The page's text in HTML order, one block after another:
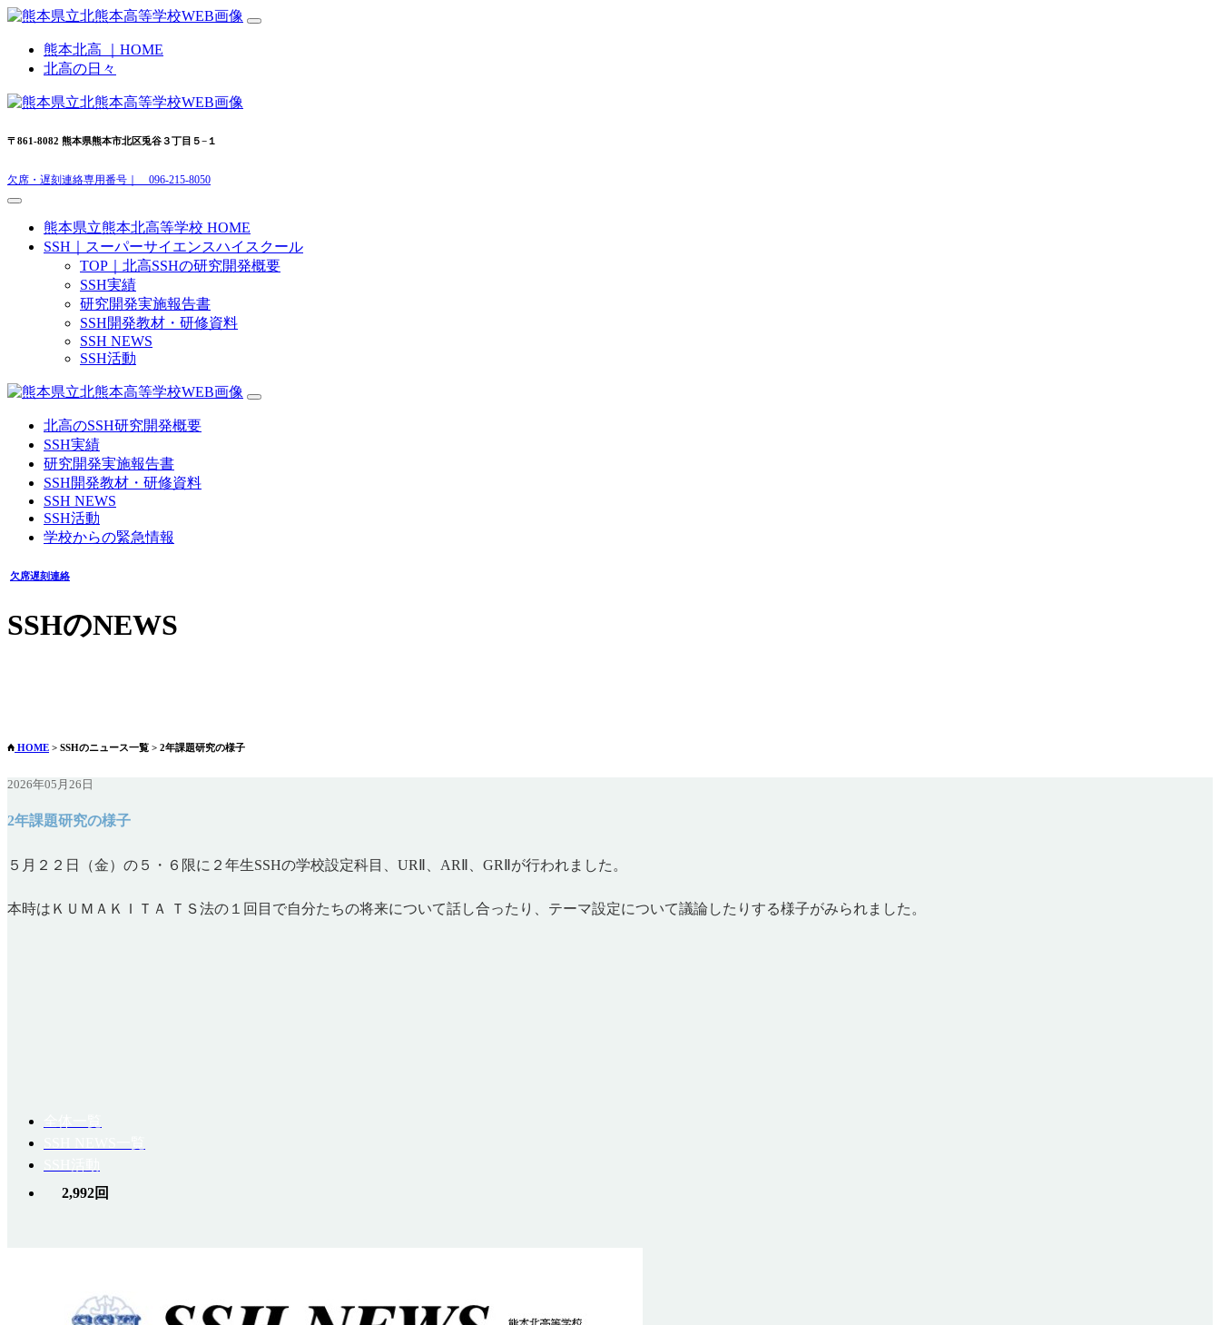
熊本北高 ｜HOME
北高の日々
〒861-8082 熊本県熊本市北区兎谷３丁目５−１
欠席・遅刻連絡専用番号｜ 096-215-8050
熊本県立熊本北高等学校 HOME
SSH｜スーパーサイエンスハイスクール
TOP｜北高SSHの研究開発概要
SSH実績
研究開発実施報告書
SSH開発教材・研修資料
SSH NEWS
SSH活動
北高のSSH研究開発概要
SSH実績
研究開発実施報告書
SSH開発教材・研修資料
SSH NEWS
SSH活動
学校からの緊急情報
欠席遅刻連絡
SSHのNEWS
HOME > SSHのニュース一覧 > 2年課題研究の様子
2026年05月26日
2年課題研究の様子
５月２２日（金）の５・６限に２年生SSHの学校設定科目、URⅡ、ARⅡ、GRⅡが行われました。
本時はＫＵＭＡＫＩＴＡ ＴＳ法の１回目で自分たちの将来について話し合ったり、テーマ設定について議論したりする様子がみられました。
2,992回